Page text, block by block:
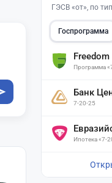
ГЭСВ «от», по
Госпрограмма
Freedom
Программа
Банк
7-20-25
Ипотека «7-